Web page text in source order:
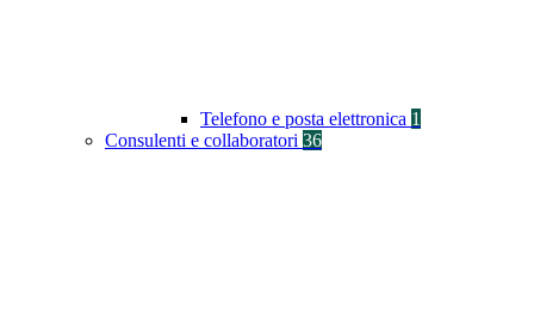
Telefono e posta elettronica 1
Consulenti e collaboratori 36